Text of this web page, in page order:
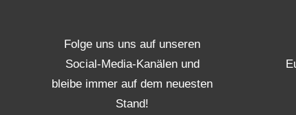
Folge uns uns auf unseren
Social-Media-Kanälen und
bleibe immer auf dem neuesten
Stand!